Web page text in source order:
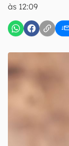
às 12:09
Uso e